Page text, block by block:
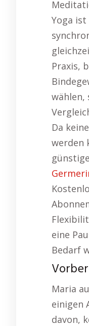
Yoga
Praxis,
wählen,
Da
werden
eine
Bedarf
Maria
einigen
davon,